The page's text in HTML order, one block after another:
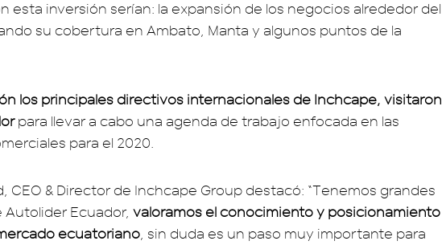
esta inversión serían: la expansión de los negocios alrededor del
su cobertura en Ambato, Manta y algunos puntos de la
los principales directivos internacionales de Inchcape, visitaron
para llevar a cabo una agenda de trabajo enfocada en las
para el 2020.
CEO & Director de Inchcape Group destacó: “Tenemos grandes
Ecuador, valoramos el conocimiento y posicionamiento
ecuatoriano , sin duda es un paso muy importante para